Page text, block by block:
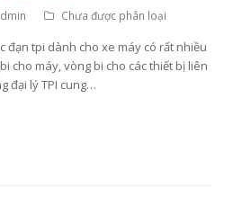
Chưa được phân loại
đạn tpi dành cho xe máy có rất nhiều
cho máy, vòng bi cho các thiết bị liên
đại lý TPI cung…